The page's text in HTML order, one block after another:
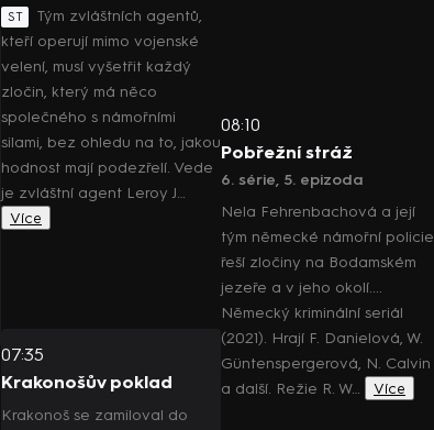
ST
Tým zvláštních agentů,
kteří operují mimo vojenské
velení, musí vyšetřit každý
zločin, který má něco
společného s námořními
silami, bez ohledu na to, jakou
hodnost mají podezřelí. Vede
je zvláštní agent Leroy J…
Více
07:35
Krakonošův poklad
Krakonoš se zamiloval do
08:10
Pobřežní stráž
6. série, 5. epizoda
Nela Fehrenbachová a její
tým německé námořní policie
řeší zločiny na Bodamském
jezeře a v jeho okolí....
Německý kriminální seriál
(2021). Hrají F. Danielová, W.
Güntenspergerová, N. Calvin
a další. Režie R. W…
Více